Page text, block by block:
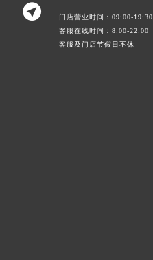

门店营业时间：09:00-19:30
客服在线时间：8:00-22:00
客服及门店节假日不休